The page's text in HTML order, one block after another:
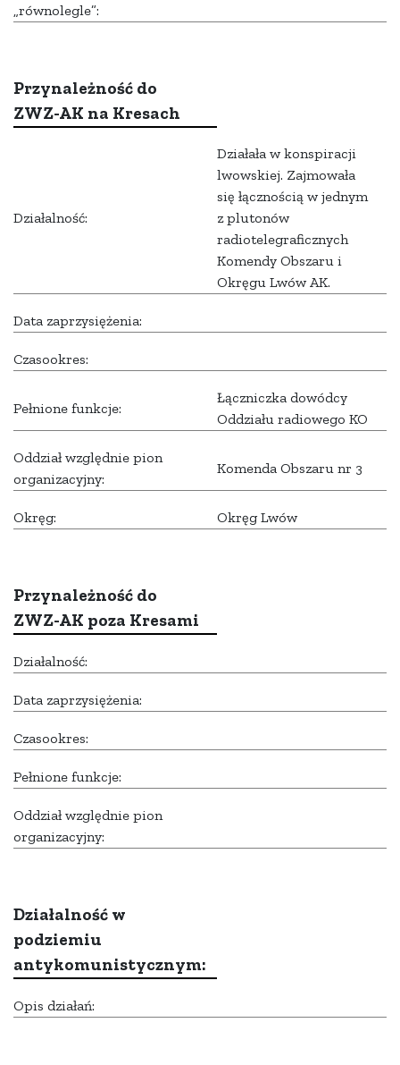
„równolegle”:
Przynależność do
ZWZ-AK na Kresach
Działalność:
Działała w konspiracji
lwowskiej. Zajmowała
się łącznością w jednym
z plutonów
radiotelegraficznych
Komendy Obszaru i
Okręgu Lwów AK.
Data zaprzysiężenia:
Czasookres:
Pełnione funkcje:
Łączniczka dowódcy
Oddziału radiowego KO
Oddział względnie pion
organizacyjny:
Komenda Obszaru nr 3
Okręg: Okręg Lwów
Przynależność do
ZWZ-AK poza Kresami
Działalność:
Data zaprzysiężenia:
Czasookres:
Pełnione funkcje:
Oddział względnie pion
organizacyjny:
Działalność w
podziemiu
antykomunistycznym:
Opis działań: